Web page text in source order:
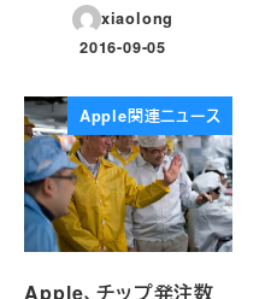
xiaolong
投稿日
2016-09-05
Apple関連ニュース
Apple、チップ発注数